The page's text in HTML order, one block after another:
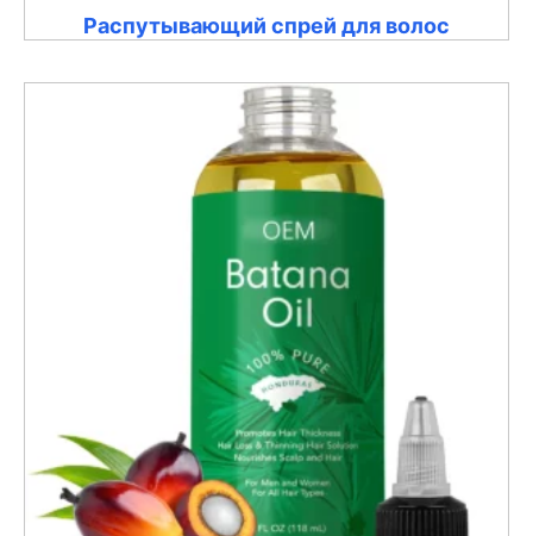
Распутывающий спрей для волос